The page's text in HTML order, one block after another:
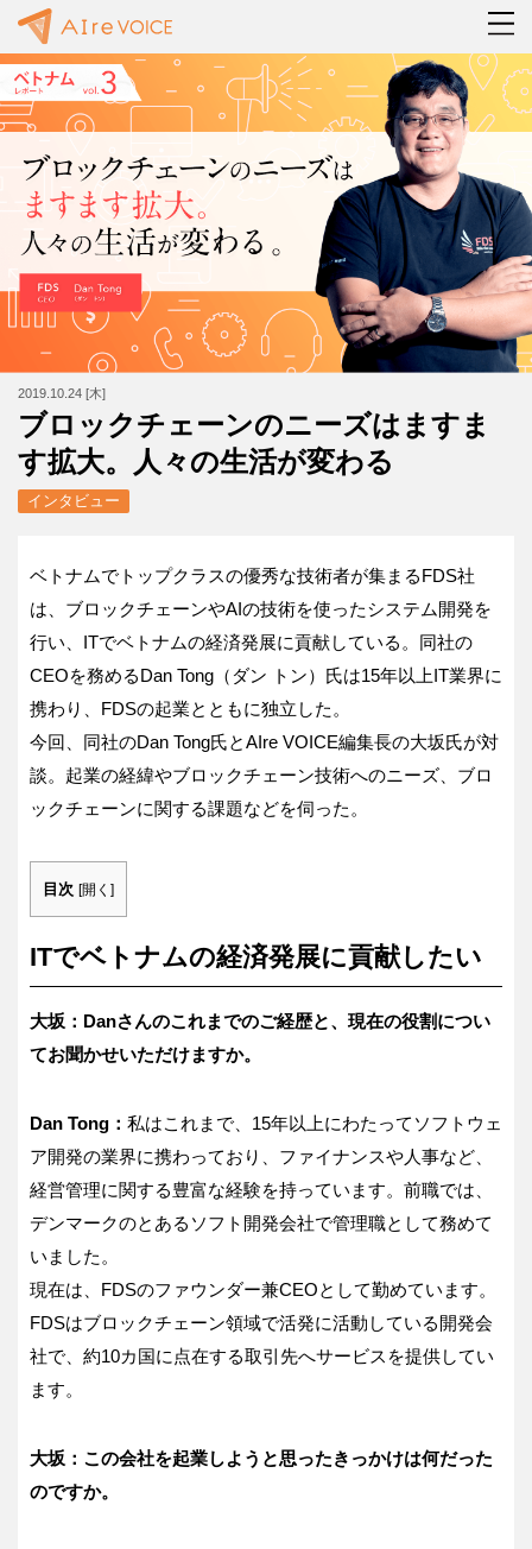
2019.10.24 [木]
ブロックチェーンのニーズはますま
す拡大。人々の生活が変わる
インタビュー
ベトナムでトップクラスの優秀な技術者が集まるFDS社
は、ブロックチェーンやAIの技術を使ったシステム開発を
行い、ITでベトナムの経済発展に貢献している。同社の
CEOを務めるDan Tong（ダン トン）氏は15年以上IT業界に
携わり、FDSの起業とともに独立した。
今回、同社のDan Tong氏とAIre VOICE編集長の大坂氏が対
談。起業の経緯やブロックチェーン技術へのニーズ、ブロ
ックチェーンに関する課題などを伺った。
目次 [開く ]
ITでベトナムの経済発展に貢献したい
大坂：Danさんのこれまでのご経歴と、現在の役割につい
てお聞かせいただけますか。
Dan Tong： 私はこれまで、15年以上にわたってソフトウェ
ア開発の業界に携わっており、ファイナンスや人事など、
経営管理に関する豊富な経験を持っています。前職では、
デンマークのとあるソフト開発会社で管理職として務めて
いました。
現在は、FDSのファウンダー兼CEOとして勤めています。
FDSはブロックチェーン領域で活発に活動している開発会
社で、約10カ国に点在する取引先へサービスを提供してい
ます。
大坂：この会社を起業しようと思ったきっかけは何だった
のですか。